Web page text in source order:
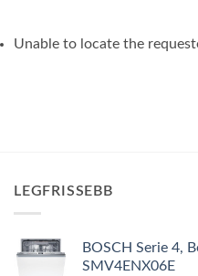
Unable to locate the
LEGFRISSEBB
BOSCH Serie 4,
SMV4ENX06E